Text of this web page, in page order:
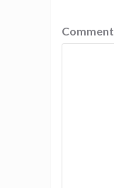
Comment